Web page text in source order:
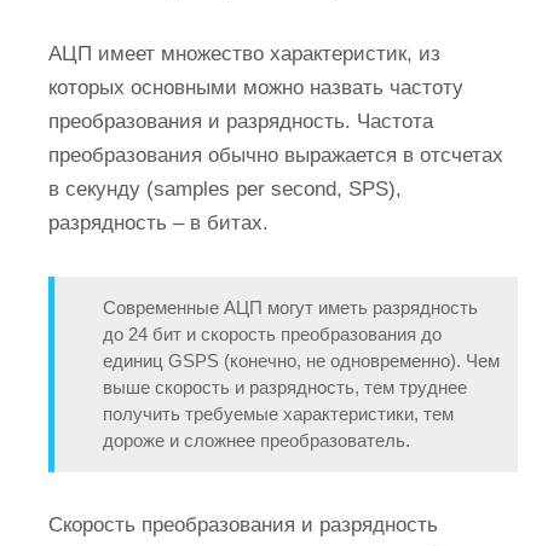
АЦП имеет множество характеристик, из
которых основными можно назвать частоту
преобразования и разрядность. Частота
преобразования обычно выражается в отсчетах
в секунду (samples per second, SPS),
разрядность – в битах.
Современные АЦП могут иметь разрядность
до 24 бит и скорость преобразования до
единиц GSPS (конечно, не одновременно). Чем
выше скорость и разрядность, тем труднее
получить требуемые характеристики, тем
дороже и сложнее преобразователь.
Скорость преобразования и разрядность